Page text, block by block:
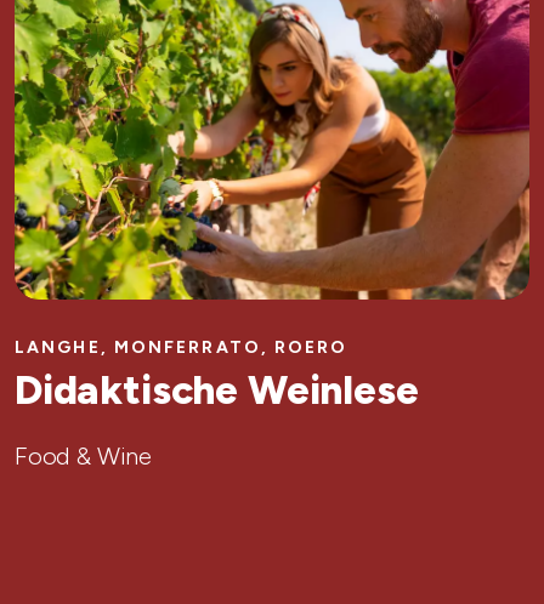
LANGHE, MONFERRATO, ROERO
Didaktische Weinlese
Food & Wine